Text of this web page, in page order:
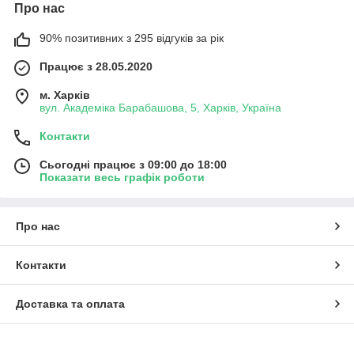
Про нас
90% позитивних з 295 відгуків за рік
Працює з 28.05.2020
м. Харків
вул. Академіка Барабашова, 5, Харків, Україна
Контакти
Сьогодні працює з 09:00 до 18:00
Показати весь графік роботи
Про нас
Контакти
Доставка та оплата